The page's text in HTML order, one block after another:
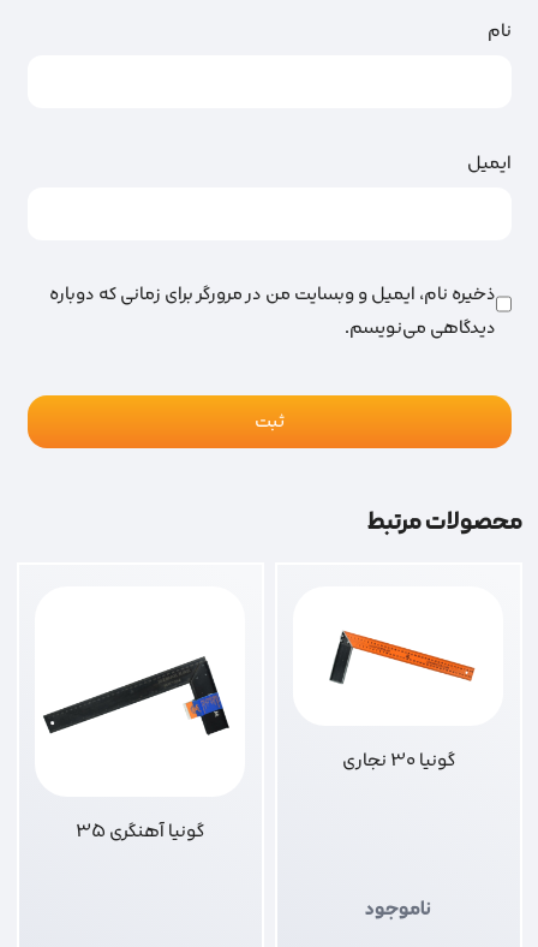
نام
ایمیل
ذخیره نام، ایمیل و وبسایت من در مرورگر برای زمانی که دوباره
دیدگاهی می‌نویسم.
محصولات مرتبط
گونیا 30 نجاری
ناموجود
گونیا آهنگری 35